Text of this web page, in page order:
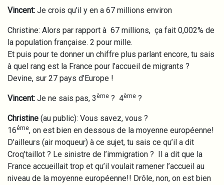
Vincent: Je crois qu’il y en a 67 millions environ
Christine: Alors par rapport à 67 millions, ça fait 0,002% de
la population française. 2 pour mille.
Et puis pour te donner un chiffre plus parlant encore, tu sais
à quel rang est la France pour l’accueil de migrants ?
Devine, sur 27 pays d’Europe !
Vincent: Je ne sais pas, 3 ème ? 4ème ?
Christine (au public): Vous savez, vous ?
16éme, on est bien en dessous de la moyenne européenne!
D’ailleurs (air moqueur) à ce sujet, tu sais ce qu’il a dit
Croq’taillot ? Le sinistre de l’immigration ? Il a dit que la
France accueillait trop et qu’il voulait ramener l’accueil au
niveau de la moyenne européenne!! Drôle, non, on est bien